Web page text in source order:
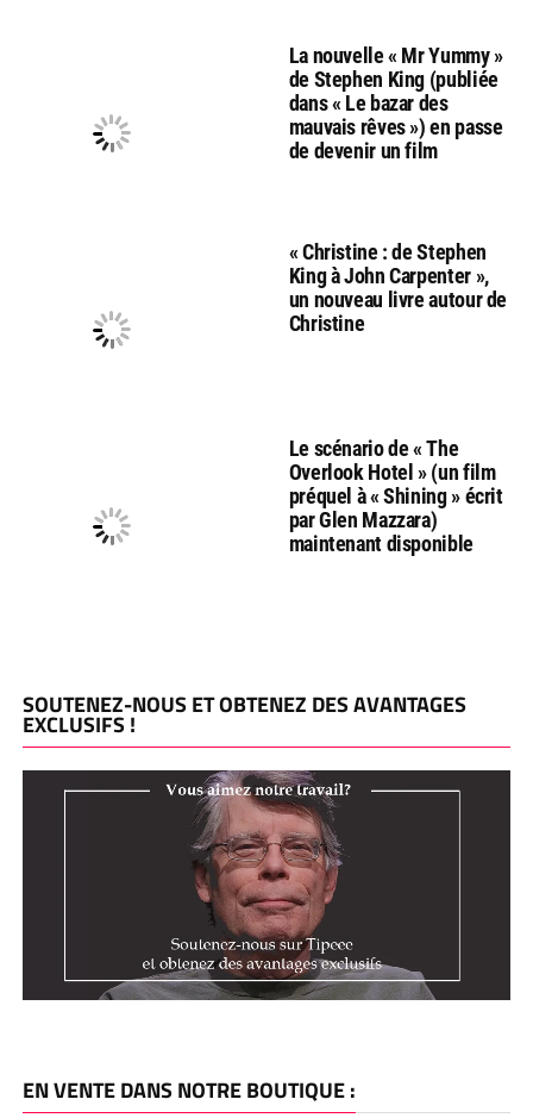
La nouvelle « Mr Yummy »
de Stephen King (publiée
dans « Le bazar des
mauvais rêves ») en passe
de devenir un film
« Christine : de Stephen
King à John Carpenter »,
un nouveau livre autour de
Christine
Le scénario de « The
Overlook Hotel » (un film
préquel à « Shining » écrit
par Glen Mazzara)
maintenant disponible
SOUTENEZ-NOUS ET OBTENEZ DES AVANTAGES
EXCLUSIFS !
EN VENTE DANS NOTRE BOUTIQUE :